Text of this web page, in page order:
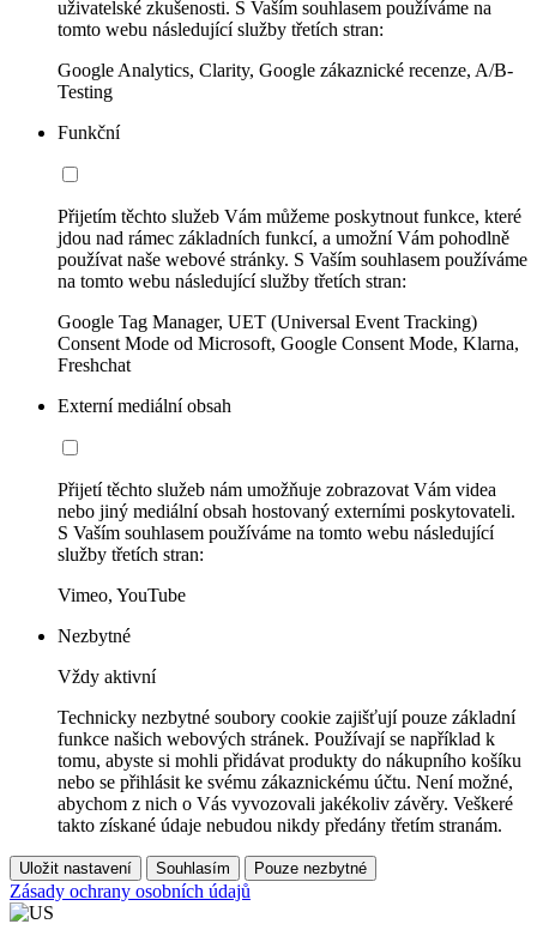
uživatelské zkušenosti. S Vaším souhlasem používáme na
tomto webu následující služby třetích stran:
Google Analytics, Clarity, Google zákaznické recenze, A/B-
Testing
Funkční
Přijetím těchto služeb Vám můžeme poskytnout funkce, které
jdou nad rámec základních funkcí, a umožní Vám pohodlně
používat naše webové stránky. S Vaším souhlasem používáme
na tomto webu následující služby třetích stran:
Google Tag Manager, UET (Universal Event Tracking)
Consent Mode od Microsoft, Google Consent Mode, Klarna,
Freshchat
Externí mediální obsah
Přijetí těchto služeb nám umožňuje zobrazovat Vám videa
nebo jiný mediální obsah hostovaný externími poskytovateli.
S Vaším souhlasem používáme na tomto webu následující
služby třetích stran:
Vimeo, YouTube
Nezbytné
Vždy aktivní
Technicky nezbytné soubory cookie zajišťují pouze základní
funkce našich webových stránek. Používají se například k
tomu, abyste si mohli přidávat produkty do nákupního košíku
nebo se přihlásit ke svému zákaznickému účtu. Není možné,
abychom z nich o Vás vyvozovali jakékoliv závěry. Veškeré
takto získané údaje nebudou nikdy předány třetím stranám.
Uložit nastavení Souhlasím Pouze nezbytné
Zásady ochrany osobních údajů